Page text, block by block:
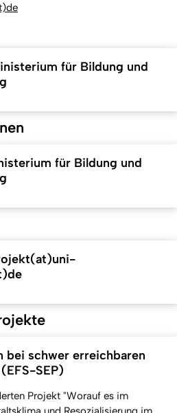
für Bildung und
für Bildung und
bei schwer erreichbaren
SEP)
Projekt "Worauf es im